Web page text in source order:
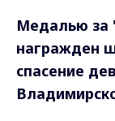
Медалью за
награжден
спасение